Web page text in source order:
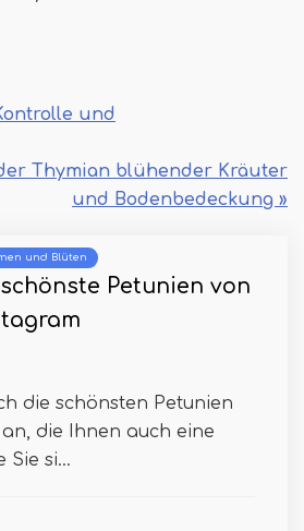
und
Thymian blühender Kräuter
und Bodenbedeckung »
und Blüten
Petunien von
die schönsten Petunien
die Ihnen auch eine
Sie si...